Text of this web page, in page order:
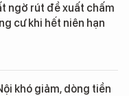
ngờ rút đề xuất chấm
cư khi hết niên hạn
khó giảm, dòng tiền